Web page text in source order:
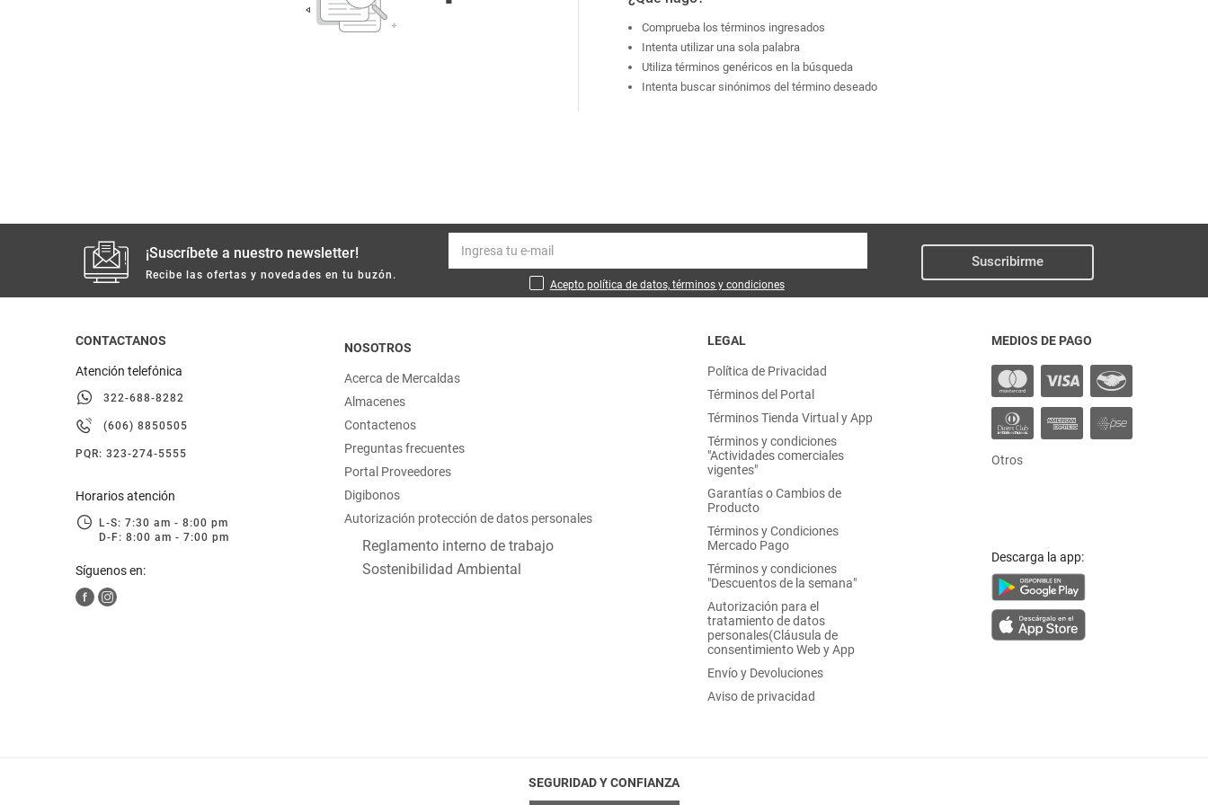
limpieza
otros
hogar
moda
deportes
Comprueba los términos ingresados
Intenta utilizar una sola palabra
Utiliza términos genéricos en la búsqueda
Intenta buscar sinónimos del término deseado
¡Suscríbete a nuestro newsletter!
Recibe las ofertas y novedades en tu buzón.
Acepto política de datos, términos y condiciones
Suscribirme
CONTACTANOS
Atención telefónica
322-688-8282
(606) 8850505
PQR: 323-274-5555
Horarios atención
L-S: 7:30 am - 8:00 pm
D-F: 8:00 am - 7:00 pm
Síguenos en:
NOSOTROS
Acerca de Mercaldas
Almacenes
Contactenos
Preguntas frecuentes
Portal Proveedores
Digibonos
Autorización protección de datos personales
Reglamento interno de trabajo
Sostenibilidad Ambiental
LEGAL
Política de Privacidad
Términos del Portal
Términos Tienda Virtual y App
Términos y condiciones
"Actividades comerciales
vigentes"
Garantías o Cambios de
Producto
Términos y Condiciones
Mercado Pago
Términos y condiciones
"Descuentos de la semana"
Autorización para el
tratamiento de datos
personales(Cláusula de
consentimiento Web y App
Envío y Devoluciones
Aviso de privacidad
MEDIOS DE PAGO
Otros
Descarga la app:
SEGURIDAD Y CONFIANZA
Aceite